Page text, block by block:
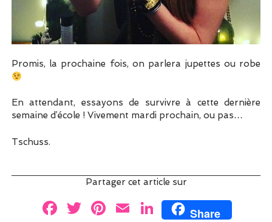
Promis, la prochaine fois, on parlera jupettes ou robe
En attendant, essayons de survivre à cette dernière
semaine d’école ! Vivement mardi prochain, ou pas…
Tschuss.
Partager cet article sur
F
T
Pi E Li
Share